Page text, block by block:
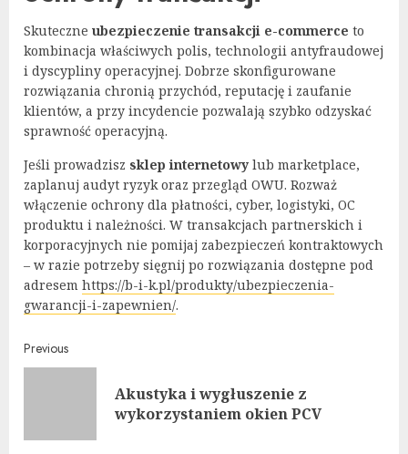
Skuteczne ubezpieczenie transakcji e-commerce to
kombinacja właściwych polis, technologii antyfraudowej
i dyscypliny operacyjnej. Dobrze skonfigurowane
rozwiązania chronią przychód, reputację i zaufanie
klientów, a przy incydencie pozwalają szybko odzyskać
sprawność operacyjną.
Jeśli prowadzisz sklep internetowy lub marketplace,
zaplanuj audyt ryzyk oraz przegląd OWU. Rozważ
włączenie ochrony dla płatności, cyber, logistyki, OC
produktu i należności. W transakcjach partnerskich i
korporacyjnych nie pomijaj zabezpieczeń kontraktowych
– w razie potrzeby sięgnij po rozwiązania dostępne pod
adresem https://b-i-k.pl/produkty/ubezpieczenia-
gwarancji-i-zapewnien/.
Continue
Reading
Previous
Akustyka i wygłuszenie z
wykorzystaniem okien PCV